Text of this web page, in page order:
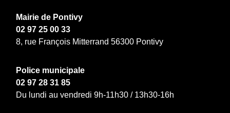
Mairie de Pontivy
02 97 25 00 33
8, rue François Mitterrand 56300 Pontivy
Police municipale
02 97 28 31 85
Du lundi au vendredi 9h-11h30 / 13h30-16h